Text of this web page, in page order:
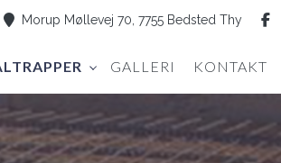
Morup Møllevej 70, 7755 Bedsted Thy
GALLERI KONTAKT